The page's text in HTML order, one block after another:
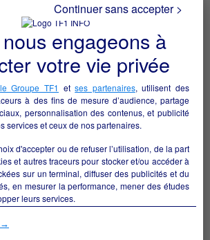
A LOUER 900 €HT A
(ISERE - MATHEYSINE)
engageons à
votre vie privée
le Groupe TF1 etses partenaires, utilisent des
à des fins de mesure d’audience, partage
personnalisation des contenus, et publicité
services et ceux de nos partenaires.
d'accepter ou de refuser l’utilisation, de la part
et autres traceurs pour stocker et/ou accéder à
sur un terminal, diffuser des publicités et du
en mesurer la performance, mener des études
leurs services.
accepter, les fonctionnalités liées à la
Continuer sans accepter >